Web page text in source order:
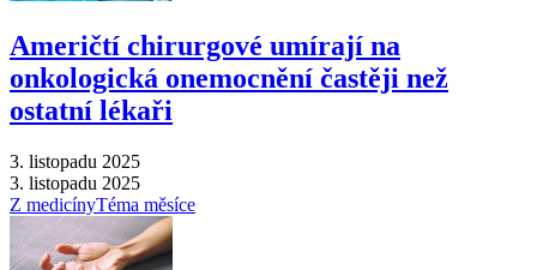
Američtí chirurgové umírají na
onkologická onemocnění častěji než
ostatní lékaři
3. listopadu 2025
3. listopadu 2025
Z medicínyTéma měsíce